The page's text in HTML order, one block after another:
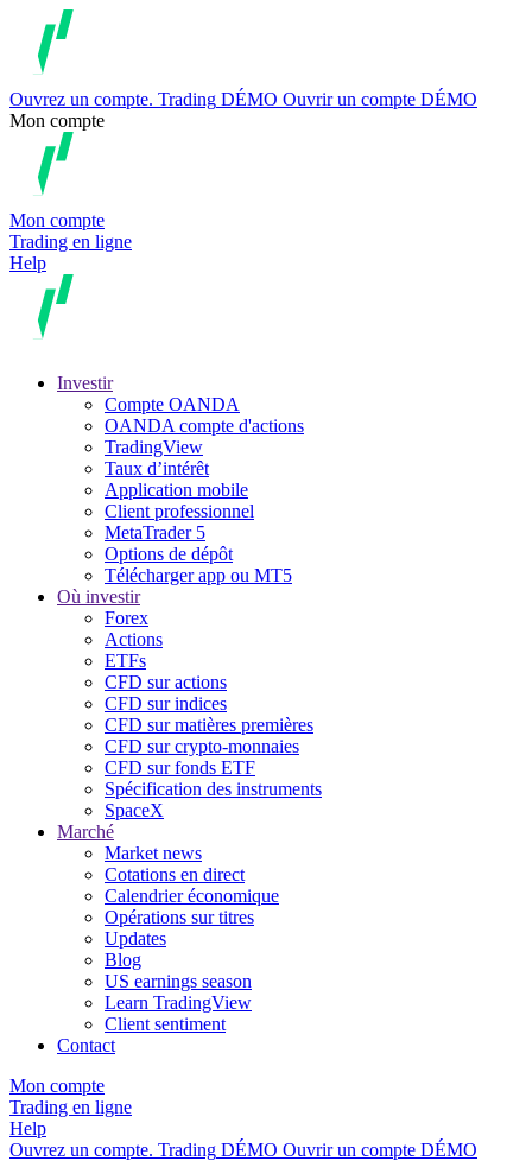
Ouvrez un compte. Trading DÉMO Ouvrir un compte DÉMO
Mon compte
Mon compte
Trading en ligne
Help
Investir
Compte OANDA
OANDA compte d'actions
TradingView
Taux d’intérêt
Application mobile
Client professionnel
MetaTrader 5
Options de dépôt
Télécharger app ou MT5
Où investir
Forex
Actions
ETFs
CFD sur actions
CFD sur indices
CFD sur matières premières
CFD sur crypto-monnaies
CFD sur fonds ETF
Spécification des instruments
SpaceX
Marché
Market news
Cotations en direct
Calendrier économique
Opérations sur titres
Updates
Blog
US earnings season
Learn TradingView
Client sentiment
Contact
Mon compte
Trading en ligne
Help
Ouvrez un compte. Trading DÉMO Ouvrir un compte DÉMO